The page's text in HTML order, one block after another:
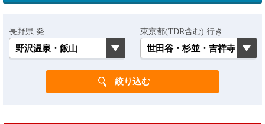
長野県 発 東京都(TDR含む) 行き